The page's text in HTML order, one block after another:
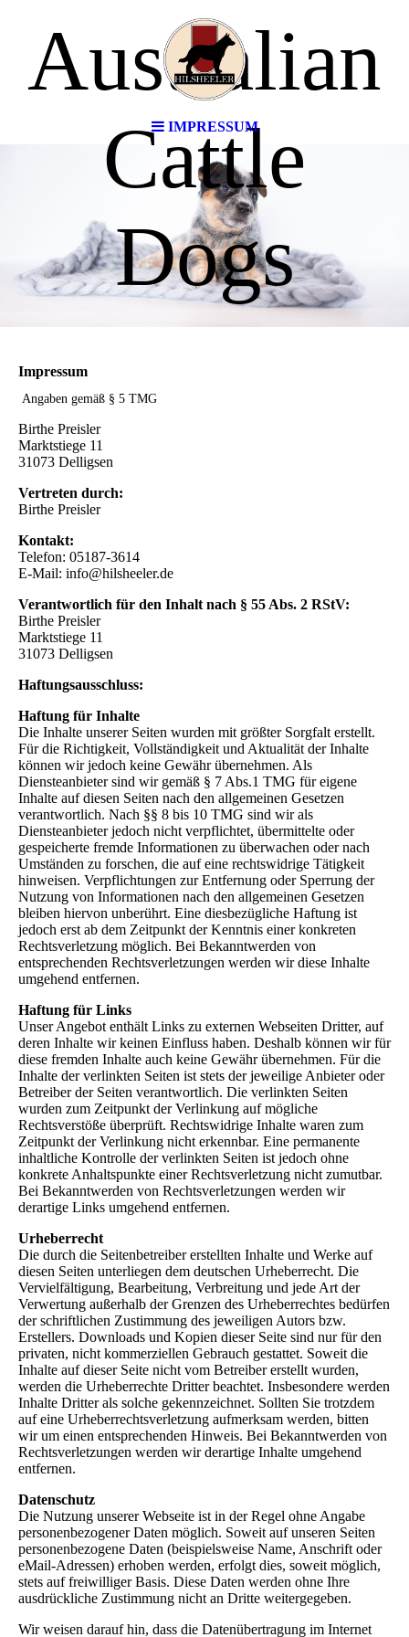
IMPRESSUM
Australian
Cattle
Dogs
Impressum
Angaben gemäß § 5 TMG
Birthe Preisler
Marktstiege 11
31073 Delligsen
Vertreten durch:
Birthe Preisler
Kontakt:
Telefon: 05187-3614
E-Mail: info@hilsheeler.de
Verantwortlich für den Inhalt nach § 55 Abs. 2 RStV:
Birthe Preisler
Marktstiege 11
31073 Delligsen
Haftungsausschluss:
Haftung für Inhalte
Die Inhalte unserer Seiten wurden mit größter Sorgfalt erstellt.
Für die Richtigkeit, Vollständigkeit und Aktualität der Inhalte
können wir jedoch keine Gewähr übernehmen. Als
Diensteanbieter sind wir gemäß § 7 Abs.1 TMG für eigene
Inhalte auf diesen Seiten nach den allgemeinen Gesetzen
verantwortlich. Nach §§ 8 bis 10 TMG sind wir als
Diensteanbieter jedoch nicht verpflichtet, übermittelte oder
gespeicherte fremde Informationen zu überwachen oder nach
Umständen zu forschen, die auf eine rechtswidrige Tätigkeit
hinweisen. Verpflichtungen zur Entfernung oder Sperrung der
Nutzung von Informationen nach den allgemeinen Gesetzen
bleiben hiervon unberührt. Eine diesbezügliche Haftung ist
jedoch erst ab dem Zeitpunkt der Kenntnis einer konkreten
Rechtsverletzung möglich. Bei Bekanntwerden von
entsprechenden Rechtsverletzungen werden wir diese Inhalte
umgehend entfernen.
Haftung für Links
Unser Angebot enthält Links zu externen Webseiten Dritter, auf
deren Inhalte wir keinen Einfluss haben. Deshalb können wir für
diese fremden Inhalte auch keine Gewähr übernehmen. Für die
Inhalte der verlinkten Seiten ist stets der jeweilige Anbieter oder
Betreiber der Seiten verantwortlich. Die verlinkten Seiten
wurden zum Zeitpunkt der Verlinkung auf mögliche
Rechtsverstöße überprüft. Rechtswidrige Inhalte waren zum
Zeitpunkt der Verlinkung nicht erkennbar. Eine permanente
inhaltliche Kontrolle der verlinkten Seiten ist jedoch ohne
konkrete Anhaltspunkte einer Rechtsverletzung nicht zumutbar.
Bei Bekanntwerden von Rechtsverletzungen werden wir
derartige Links umgehend entfernen.
Urheberrecht
Die durch die Seitenbetreiber erstellten Inhalte und Werke auf
diesen Seiten unterliegen dem deutschen Urheberrecht. Die
Vervielfältigung, Bearbeitung, Verbreitung und jede Art der
Verwertung außerhalb der Grenzen des Urheberrechtes bedürfen
der schriftlichen Zustimmung des jeweiligen Autors bzw.
Erstellers. Downloads und Kopien dieser Seite sind nur für den
privaten, nicht kommerziellen Gebrauch gestattet. Soweit die
Inhalte auf dieser Seite nicht vom Betreiber erstellt wurden,
werden die Urheberrechte Dritter beachtet. Insbesondere werden
Inhalte Dritter als solche gekennzeichnet. Sollten Sie trotzdem
auf eine Urheberrechtsverletzung aufmerksam werden, bitten
wir um einen entsprechenden Hinweis. Bei Bekanntwerden von
Rechtsverletzungen werden wir derartige Inhalte umgehend
entfernen.
Datenschutz
Die Nutzung unserer Webseite ist in der Regel ohne Angabe
personenbezogener Daten möglich. Soweit auf unseren Seiten
personenbezogene Daten (beispielsweise Name, Anschrift oder
eMail-Adressen) erhoben werden, erfolgt dies, soweit möglich,
stets auf freiwilliger Basis. Diese Daten werden ohne Ihre
ausdrückliche Zustimmung nicht an Dritte weitergegeben.
Wir weisen darauf hin, dass die Datenübertragung im Internet